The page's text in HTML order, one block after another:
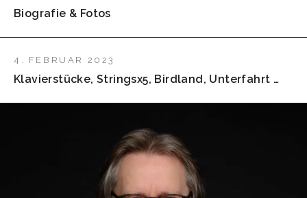
Biografie & Fotos
4. FEBRUAR 2023
Klavierstücke, Stringsx5, Birdland, Unterfahrt …